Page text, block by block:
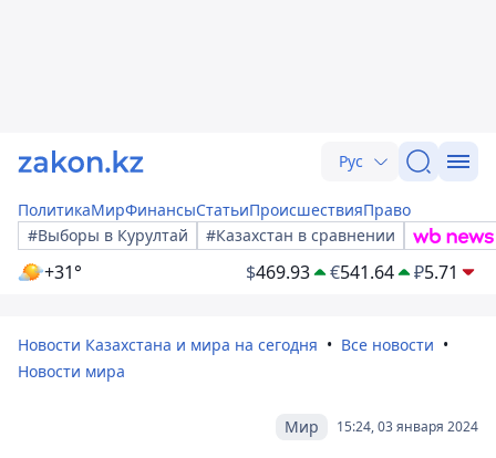
Рус
ПолитикаМирФинансыСтатьиПроисшествияПраво
#Выборы в Курултай
#Казахстан в сравнении
+31° $469.93 €541.64 ₽5.71
Новости Казахстана и мира на сегодня
Все новости
Новости мира
15:24, 03 января 2024
Мир